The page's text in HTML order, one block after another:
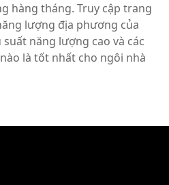
hàng tháng. Truy cập trang
lượng địa phương của
năng lượng cao và các
là tốt nhất cho ngôi nhà